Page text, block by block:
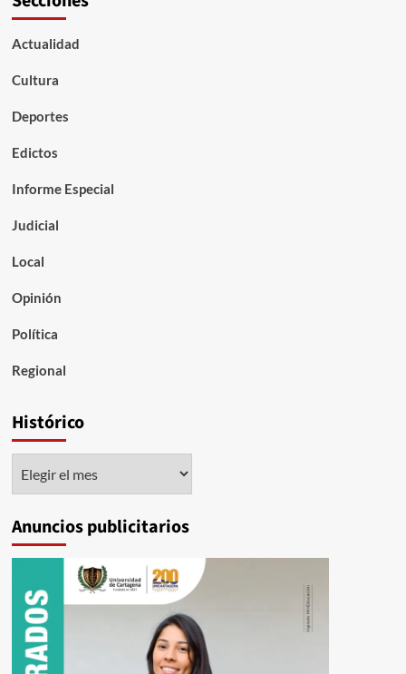
Actualidad
Cultura
Deportes
Edictos
Informe Especial
Judicial
Local
Opinión
Política
Regional
Histórico
Anuncios publicitarios